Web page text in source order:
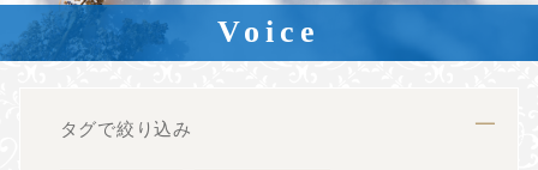
About
Engagement Ring
Voice
タグで絞り込み